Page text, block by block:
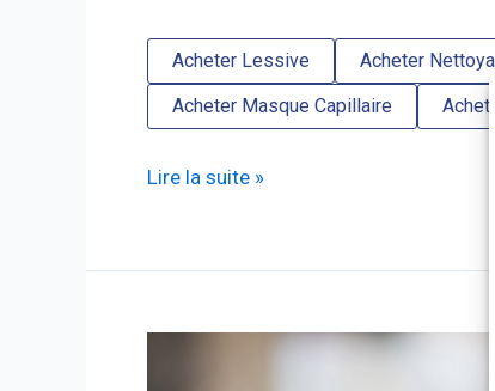
Acheter Lessive Acheter
Acheter Masque Capillaire
La
propre au
Lire la suite »